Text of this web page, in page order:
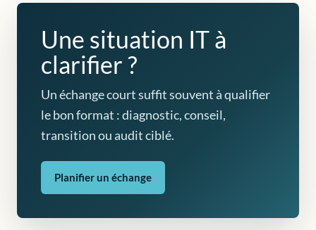
Une situation IT à
clarifier ?
Un échange court suffit souvent à qualifier
le bon format : diagnostic, conseil,
transition ou audit ciblé.
Planifier un échange